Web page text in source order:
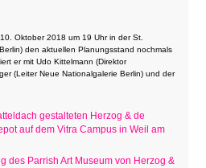
Oktober 2018 um 19 Uhr in der St.
den aktuellen Planungsstand nochmals
er mit Udo Kittelmann (Direktor
(Leiter Neue Nationalgalerie Berlin) und der
gestalteten Herzog & de
auf dem Vitra Campus in Weil am
des Parrish Art Museum von Herzog &